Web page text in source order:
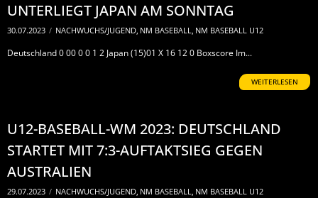
UNTERLIEGT JAPAN AM SONNTAG
30.07.2023 / NACHWUCHS/JUGEND, NM BASEBALL, NM BASEBALL U12
Deutschland 0 00 0 0 1 2 Japan (15)01 X 16 12 0 Boxscore Im...
WEITERLESEN
U12-BASEBALL-WM 2023: DEUTSCHLAND
STARTET MIT 7:3-AUFTAKTSIEG GEGEN
AUSTRALIEN
29.07.2023 / NACHWUCHS/JUGEND, NM BASEBALL, NM BASEBALL U12